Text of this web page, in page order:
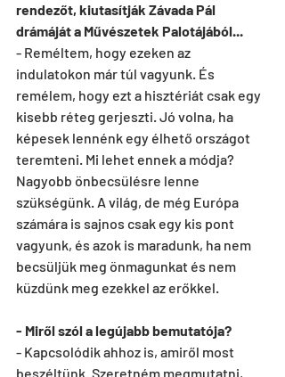
rendezőt, kiutasítják Závada Pál
drámáját a Művészetek Palotájából...
- Reméltem, hogy ezeken az
indulatokon már túl vagyunk. És
remélem, hogy ezt a hisztériát csak egy
kisebb réteg gerjeszti. Jó volna, ha
képesek lennénk egy élhető országot
teremteni. Mi lehet ennek a módja?
Nagyobb önbecsülésre lenne
szükségünk. A világ, de még Európa
számára is sajnos csak egy kis pont
vagyunk, és azok is maradunk, ha nem
becsüljük meg önmagunkat és nem
küzdünk meg ezekkel az erőkkel.
- Miről szól a legújabb bemutatója?
- Kapcsolódik ahhoz is, amiről most
beszéltünk. Szeretném megmutatni,